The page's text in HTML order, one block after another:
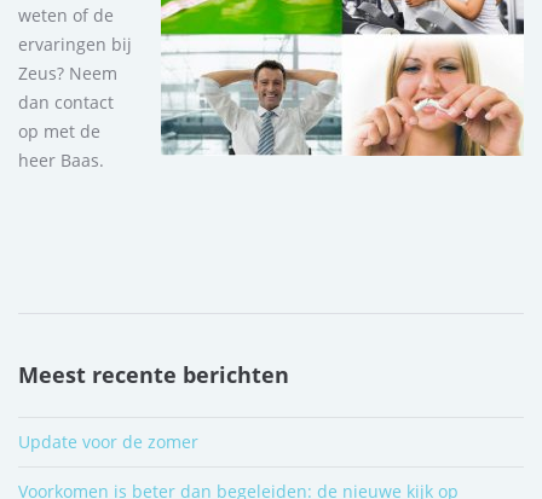
weten of de
ervaringen bij
Zeus? Neem
dan contact
op met de
heer Baas.
Meest recente berichten
Update voor de zomer
Voorkomen is beter dan begeleiden: de nieuwe kijk op